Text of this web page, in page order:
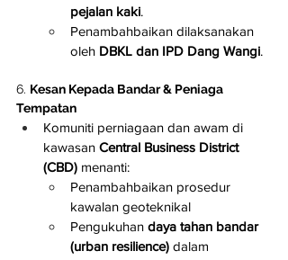
pejalan kaki.
Penambahbaikan dilaksanakan
oleh DBKL dan IPD Dang Wangi.
6. Kesan Kepada Bandar & Peniaga
Tempatan
Komuniti perniagaan dan awam di
kawasan Central Business District
(CBD) menanti:
Penambahbaikan prosedur
kawalan geoteknikal
Pengukuhan daya tahan bandar
(urban resilience) dalam